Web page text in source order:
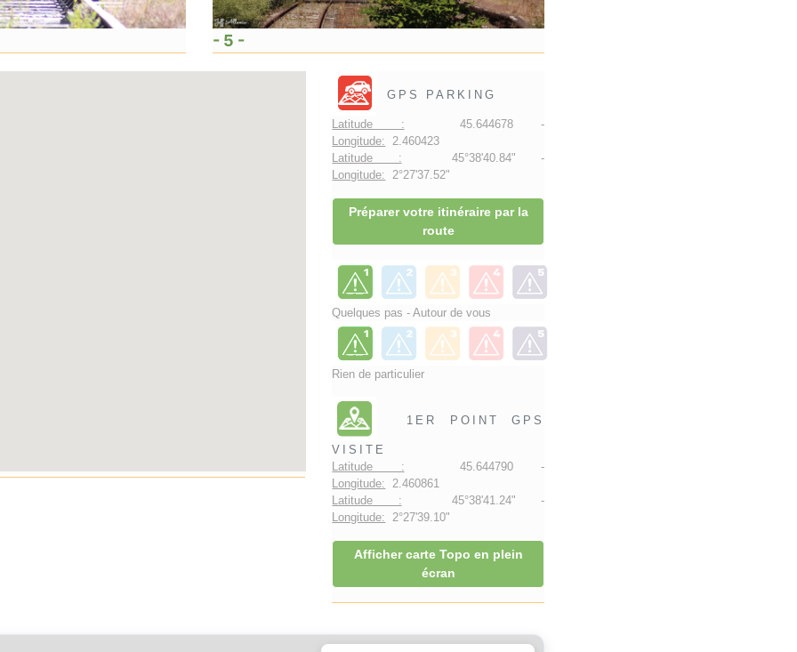
- 5 -
GPS PARKING
Latitude : 45.644678 -
Longitude: 2.460423
Latitude : 45°38'40.84" -
Longitude: 2°27'37.52"
Préparer votre itinéraire par la
route
Quelques pas - Autour de vous
Rien de particulier
1ER POINT GPS
VISITE
Latitude : 45.644790 -
Longitude: 2.460861
Latitude : 45°38'41.24" -
Longitude: 2°27'39.10"
Afficher carte Topo en plein
écran